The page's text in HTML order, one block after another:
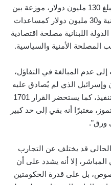
الأميركية الممنوحة للبنان، والتي تبلغ 130 مليون دولار، موزعة بين
100 مليون دولار كمساعدات إنسانية و30 مليون دولار كمساعدات
اللبنانية مصلحة اقتصادية
المصلحة الأمنية والسياسية.
إلى عدم المبالغة في التفاؤل،
عام 1983 بين لبنان وإسرائيل الذي لم يُصادق عليه
البرلمان اللبناني ولم يدخل حيز التنفيذ، كما يستحضر القرار 1701
معتبرًا أنه بقي إلى حد كبير
ورق”.
قد يختلف عن التجارب
إلا أنه يشدد على أن
بل على قدرة الحكومتين